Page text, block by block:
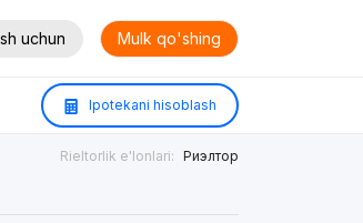
uchun Mulk qo'shing
Ipotekani hisoblash
Rieltorlik e'lonlari: Риэлтор